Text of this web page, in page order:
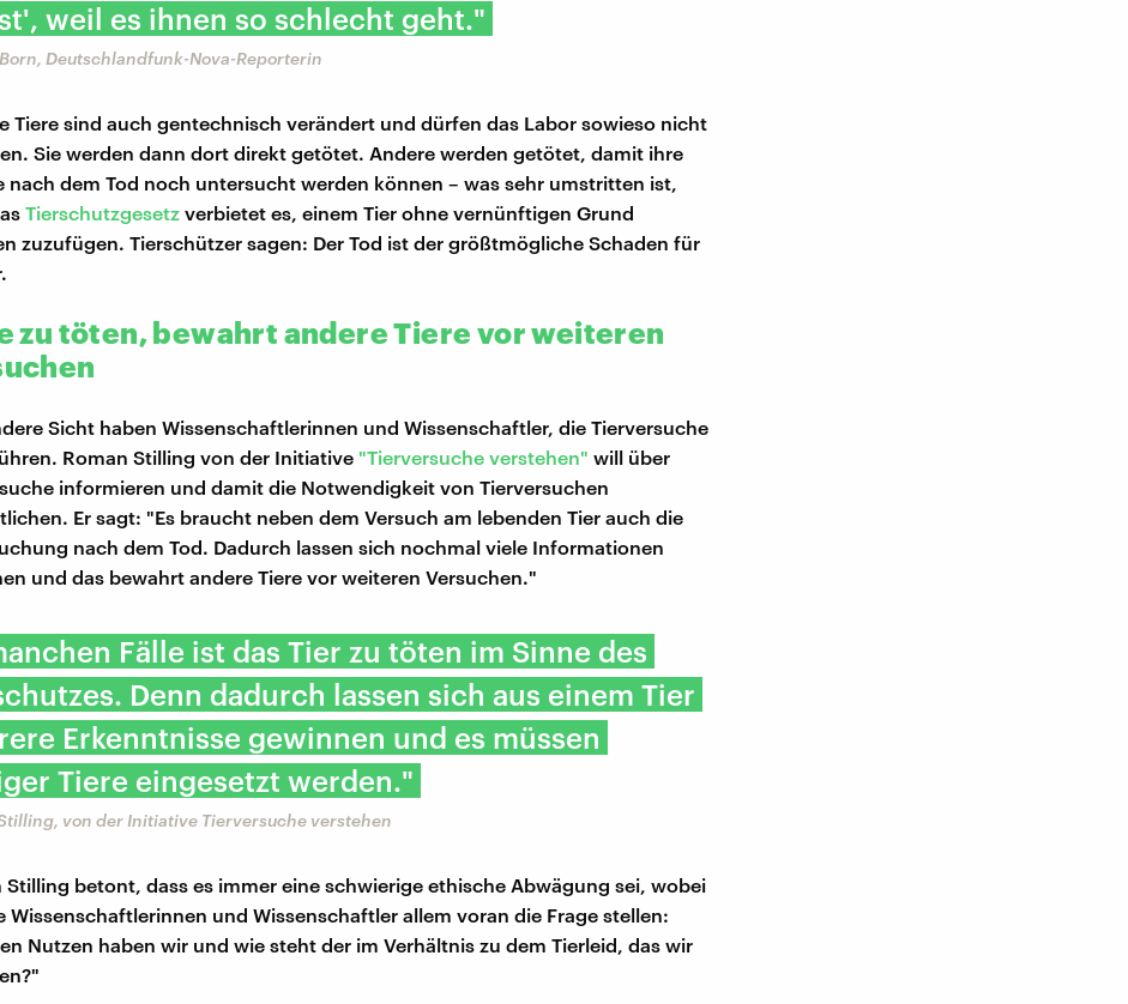
weil es ihnen so schlecht geht."
Deutschlandfunk-Nova-Reporterin
Tiere sind auch gentechnisch verändert und dürfen das Labor sowieso nicht
Sie werden dann dort direkt getötet. Andere werden getötet, damit ihre
nach dem Tod noch untersucht werden können – was sehr umstritten ist,
Tierschutzgesetz verbietet es, einem Tier ohne vernünftigen Grund
zuzufügen. Tierschützer sagen: Der Tod ist der größtmögliche Schaden für
zu töten, bewahrt andere Tiere vor weiteren
Sicht haben Wissenschaftlerinnen und Wissenschaftler, die Tierversuche
Roman Stilling von der Initiative "Tierversuche verstehen" will über
informieren und damit die Notwendigkeit von Tierversuchen
Er sagt: "Es braucht neben dem Versuch am lebenden Tier auch die
nach dem Tod. Dadurch lassen sich nochmal viele Informationen
und das bewahrt andere Tiere vor weiteren Versuchen."
Fälle ist das Tier zu töten im Sinne des
Denn dadurch lassen sich aus einem Tier
Erkenntnisse gewinnen und es müssen
Tiere eingesetzt werden."
von der Initiative Tierversuche verstehen
Stilling betont, dass es immer eine schwierige ethische Abwägung sei, wobei
Wissenschaftlerinnen und Wissenschaftler allem voran die Frage stellen:
Nutzen haben wir und wie steht der im Verhältnis zu dem Tierleid, das wir